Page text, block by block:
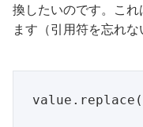
換したいのです。これ
ます（引用符を忘れな